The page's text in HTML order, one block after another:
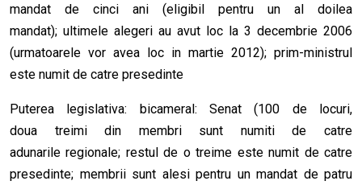
mandat de cinci ani (eligibil pentru un al doilea
mandat); ultimele alegeri au avut loc la 3 decembrie 2006
(urmatoarele vor avea loc in martie 2012); prim-ministrul
este numit de catre presedinte
Puterea legislativa: bicameral: Senat (100 de locuri,
doua treimi din membri sunt numiti de catre
adunarile regionale; restul de o treime este numit de catre
presedinte; membrii sunt alesi pentru un mandat de patru